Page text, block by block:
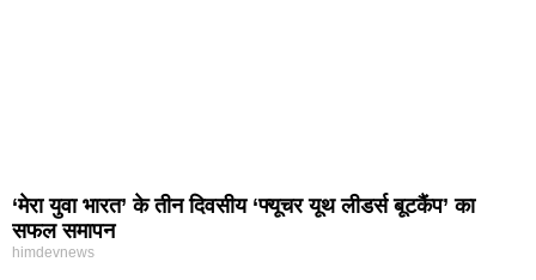
‘मेरा युवा भारत’ के तीन दिवसीय ‘फ्यूचर यूथ लीडर्स बूटकैंप’ का
सफल समापन
himdevnews